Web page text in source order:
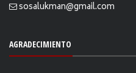
sosalukman@gmail.com
AGRADECIMIENTO